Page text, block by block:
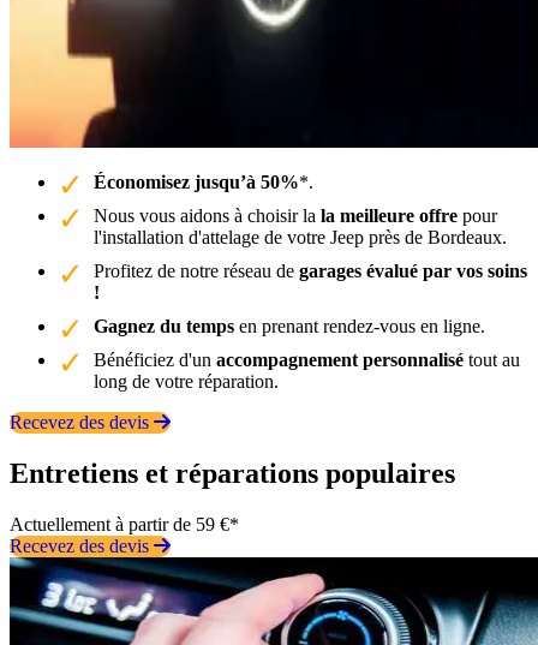
Économisez jusqu’à 50%*.
Nous vous aidons à choisir la la meilleure offre pour
l'installation d'attelage de votre Jeep près de Bordeaux.
Profitez de notre réseau de garages évalué par vos soins
!
Gagnez du temps en prenant rendez-vous en ligne.
Bénéficiez d'un accompagnement personnalisé tout au
long de votre réparation.
Recevez des devis
Entretiens et réparations populaires
Actuellement à partir de 59 €*
Recevez des devis